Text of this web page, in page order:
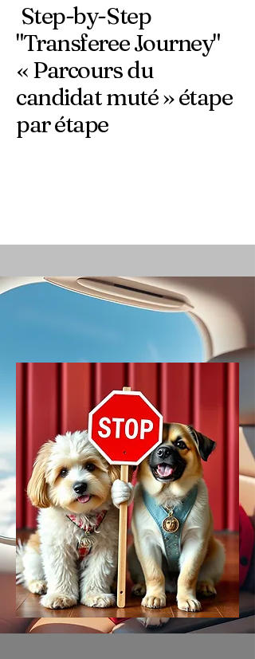
Step-by-Step
"Transferee Journey"
« Parcours du
candidat muté » étape
par étape